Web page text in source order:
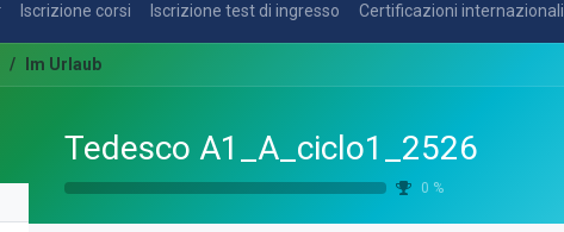
Iscrizione corsi Iscrizione test di ingresso Certificazioni internazionali
Im Urlaub
Tedesco A1_A_ciclo1_2526
0 %